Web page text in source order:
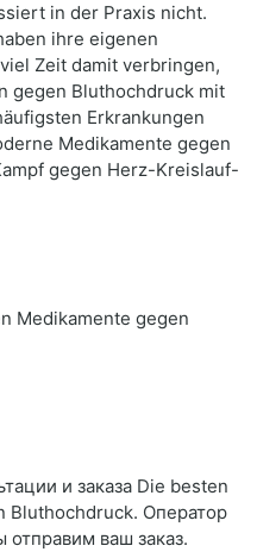
in der Praxis nicht.
ihre eigenen
Zeit damit verbringen,
gegen Bluthochdruck mit
Erkrankungen
Medikamente gegen
gegen Herz-Kreislauf-
Medikamente gegen
и заказа Die besten
Bluthochdruck. Оператор
отправим ваш заказ.